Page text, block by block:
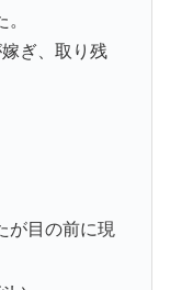
ぎ、取り残
が目の前に現